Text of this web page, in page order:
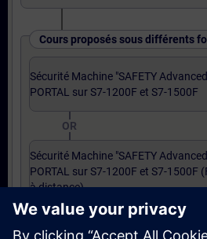
Cours proposés sous différents
Sécurité Machine "SAFETY
PORTAL sur S7-1200F et S7-1500F
OR
Sécurité Machine "SAFETY
PORTAL sur S7-1200F et S7-1500F
à distance)